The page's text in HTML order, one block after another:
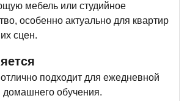
мебель или студийное
особенно актуально для квартир
сцен.
подходит для ежедневной
домашнего обучения.